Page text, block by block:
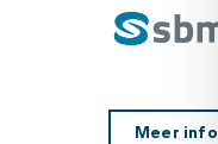
Meer